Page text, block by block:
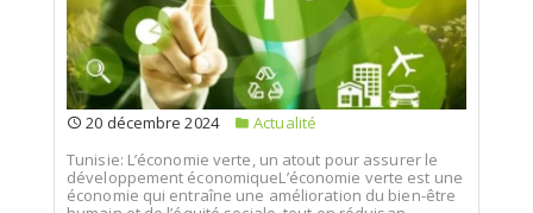
20 décembre 2024
Actualité
Tunisie: L’économie verte, un atout pour assurer le
développement économiqueL’économie verte est une
économie qui entraîne une amélioration du bien-être